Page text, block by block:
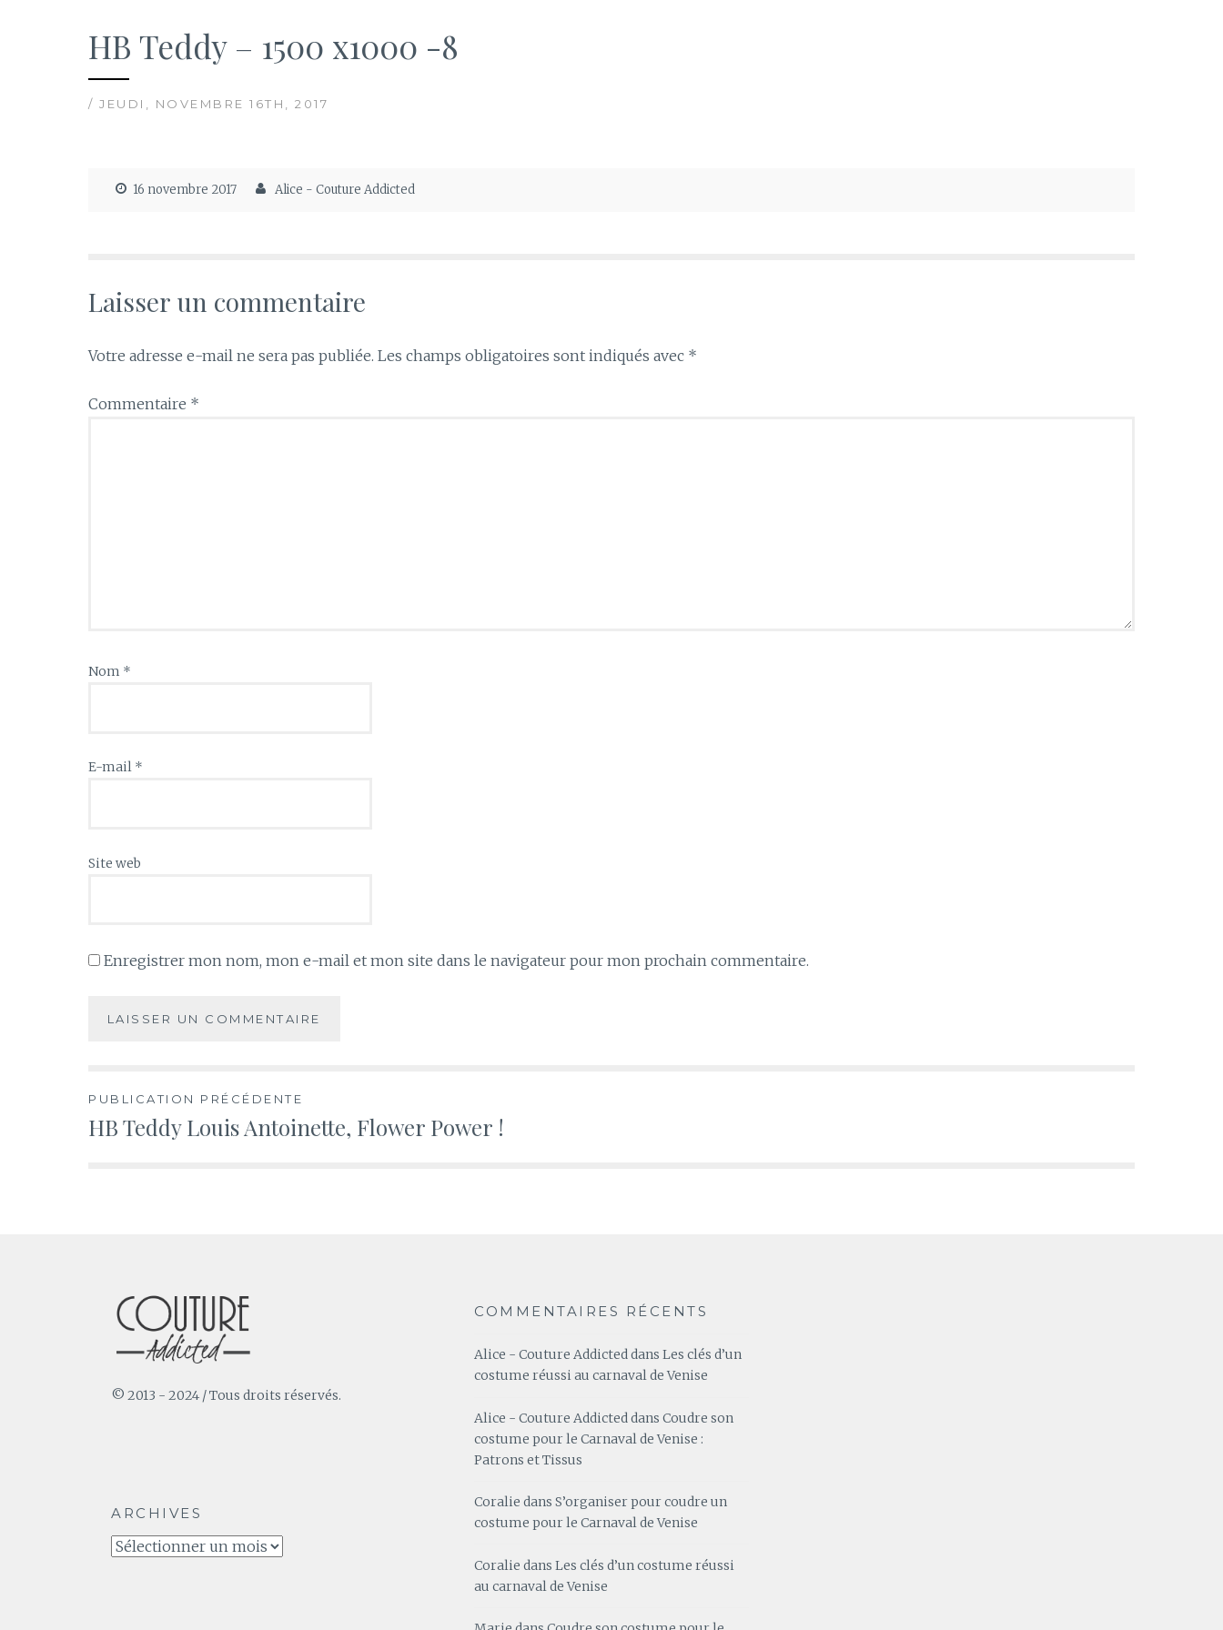
HB Teddy – 1500 x1000 -8
/ JEUDI, NOVEMBRE 16TH, 2017
16 novembre 2017 Alice - Couture Addicted
Laisser un commentaire
Votre adresse e-mail ne sera pas publiée. Les champs obligatoires sont indiqués avec *
Commentaire *
Nom *
E-mail *
Site web
Enregistrer mon nom, mon e-mail et mon site dans le navigateur pour mon prochain commentaire.
Navigation
PUBLICATION PRÉCÉDENTE
HB Teddy Louis Antoinette, Flower Power !
© 2013 - 2024 / Tous droits réservés.
ARCHIVES
Archives
COMMENTAIRES RÉCENTS
Alice - Couture Addicteddans Les clés d’un
costume réussi au carnaval de Venise
Alice - Couture Addicteddans Coudre son
costume pour le Carnaval de Venise :
Patrons et Tissus
Coralie dans S’organiser pour coudre un
costume pour le Carnaval de Venise
Coralie dans Les clés d’un costume réussi
au carnaval de Venise